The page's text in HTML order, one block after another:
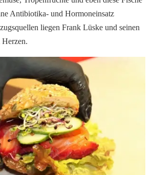
Antibiotika- und Hormoneinsatz
liegen Frank Lüske und seinen
Herzen.